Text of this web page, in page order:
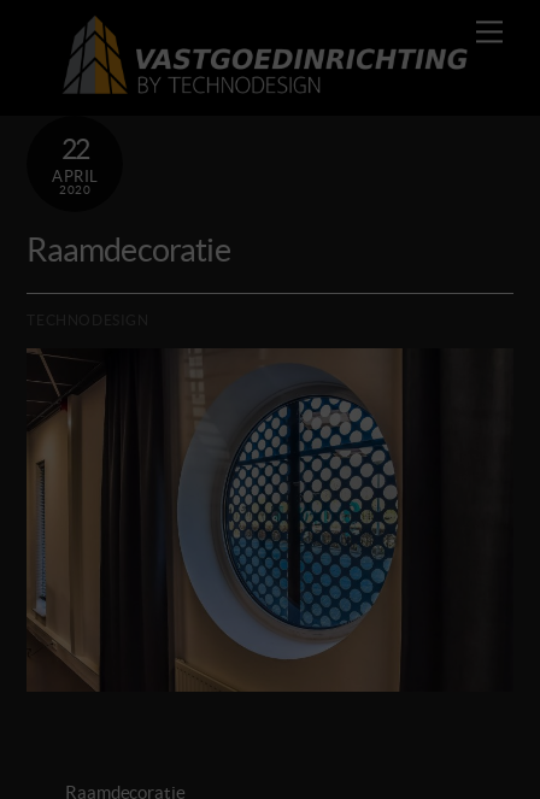
content
22
APRIL
2020
Raamdecoratie
Raamdecoratie